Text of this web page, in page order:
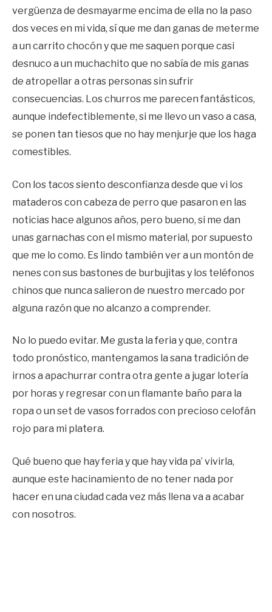
vergüenza de desmayarme encima de ella no la paso
dos veces en mi vida, sí que me dan ganas de meterme
a un carrito chocón y que me saquen porque casi
desnuco a un muchachito que no sabía de mis ganas
de atropellar a otras personas sin sufrir
consecuencias. Los churros me parecen fantásticos,
aunque indefectiblemente, si me llevo un vaso a casa,
se ponen tan tiesos que no hay menjurje que los haga
comestibles.
Con los tacos siento desconfianza desde que vi los
mataderos con cabeza de perro que pasaron en las
noticias hace algunos años, pero bueno, si me dan
unas garnachas con el mismo material, por supuesto
que me lo como. Es lindo también ver a un montón de
nenes con sus bastones de burbujitas y los teléfonos
chinos que nunca salieron de nuestro mercado por
alguna razón que no alcanzo a comprender.
No lo puedo evitar. Me gusta la feria y que, contra
todo pronóstico, mantengamos la sana tradición de
irnos a apachurrar contra otra gente a jugar lotería
por horas y regresar con un flamante baño para la
ropa o un set de vasos forrados con precioso celofán
rojo para mi platera.
Qué bueno que hay feria y que hay vida pa’ vivirla,
aunque este hacinamiento de no tener nada por
hacer en una ciudad cada vez más llena va a acabar
con nosotros.